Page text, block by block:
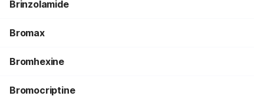
Brinzolamide
Bromax
Bromhexine
Bromocriptine